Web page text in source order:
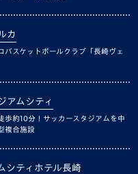
カ
バスケットボールクラブ「長崎ヴェ
アムシティ
歩約10分！サッカースタジアムを中
複合施設
シティホテル長崎